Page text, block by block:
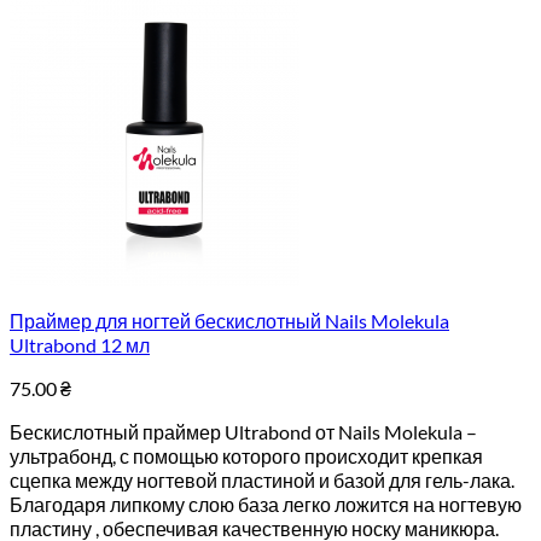
Праймер для ногтей бескислотный Nails Molekula
Ultrabond 12 мл
75.00₴
Бескислотный праймер Ultrabond от Nails Molekula –
ультрабонд, с помощью которого происходит крепкая
сцепка между ногтевой пластиной и базой для гель-лака.
Благодаря липкому слою база легко ложится на ногтевую
пластину , обеспечивая качественную носку маникюра.